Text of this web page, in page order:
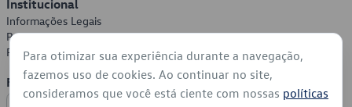
Institucional
Informações Legais
Política de Privacidade
Política de Cookies
Formas de Pagamento
Para otimizar sua experiência durante a navegação,
fazemos uso de cookies. Ao continuar no site,
consideramos que você está ciente com nossas políticas